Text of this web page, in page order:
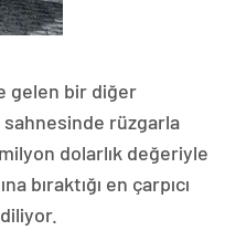
gelen bir diğer
sahnesinde rüzgarla
dolarlık değeriyle
bıraktığı en çarpıcı